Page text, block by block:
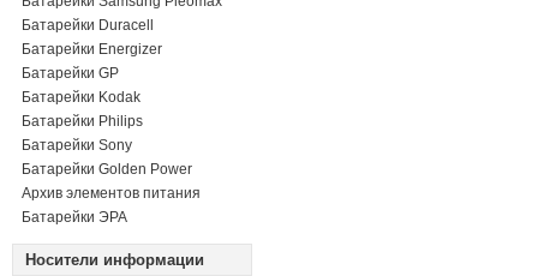
Батарейки Duracell
Батарейки Energizer
Батарейки GP
Батарейки Kodak
Батарейки Philips
Батарейки Sony
Батарейки Golden Power
Архив элементов питания
Батарейки ЭРА
Носители информации